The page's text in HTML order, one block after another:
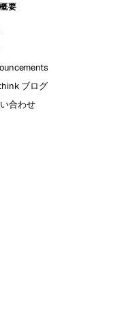
要
ブログ
合わせ